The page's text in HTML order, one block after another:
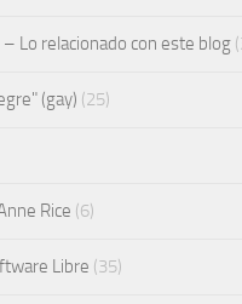
Lo relacionado con este blog
(gay) (25)
Rice (6)
Libre (35)